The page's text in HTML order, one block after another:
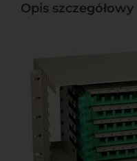
Opis szczegółowy